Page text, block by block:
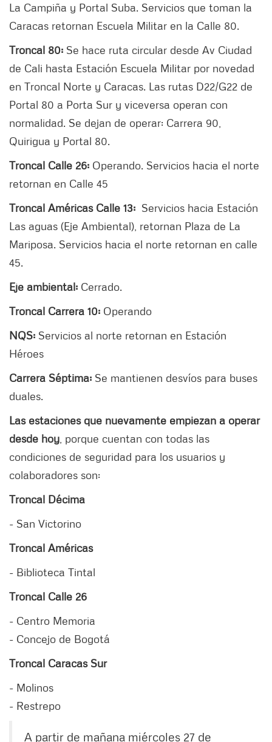
La Campiña y Portal Suba. Servicios que toman la
Caracas retornan Escuela Militar en la Calle 80.
Troncal 80: Se hace ruta circular desde Av Ciudad
de Cali hasta Estación Escuela Militar por novedad
en Troncal Norte y Caracas. Las rutas D22/G22 de
Portal 80 a Porta Sur y viceversa operan con
normalidad. Se dejan de operar: Carrera 90,
Quirigua y Portal 80.
Troncal Calle 26: Operando. Servicios hacia el norte
retornan en Calle 45
Troncal Américas Calle 13: Servicios hacia Estación
Las aguas (Eje Ambiental), retornan Plaza de La
Mariposa. Servicios hacia el norte retornan en calle
45.
Eje ambiental: Cerrado.
Troncal Carrera 10: Operando
NQS: Servicios al norte retornan en Estación
Héroes
Carrera Séptima: Se mantienen desvíos para buses
duales.
Las estaciones que nuevamente empiezan a operar
desde hoy , porque cuentan con todas las
condiciones de seguridad para los usuarios y
colaboradores son:
Troncal Décima
- San Victorino
Troncal Américas
- Biblioteca Tintal
Troncal Calle 26
- Centro Memoria
- Concejo de Bogotá
Troncal Caracas Sur
- Molinos
- Restrepo
A partir de mañana miércoles 27 de